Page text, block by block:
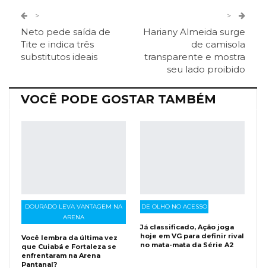
ReddIt Telegram
O email
>
Neto pede saída de
Tite e indica três
substitutos ideais
>
Hariany Almeida surge
de camisola
transparente e mostra
seu lado proibido
VOCÊ PODE GOSTAR TAMBÉM
DOURADO LEVA VANTAGEM NA
ARENA
Você lembra da última vez
que Cuiabá e Fortaleza se
enfrentaram na Arena
Pantanal?
DE OLHO NO ACESSO
Já classificado, Ação joga
hoje em VG para definir rival
no mata-mata da Série A2